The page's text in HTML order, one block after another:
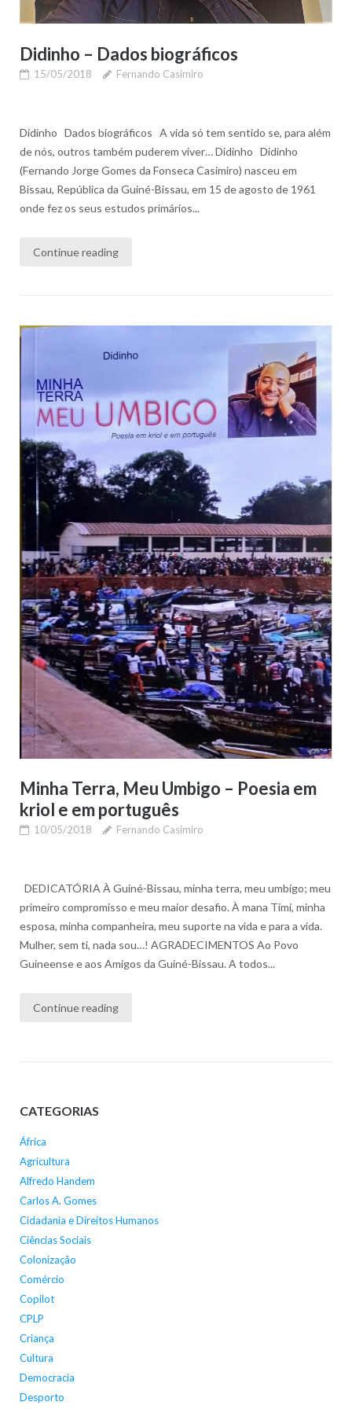
Didinho – Dados biográficos
15/05/2018 Fernando Casimiro
Didinho Dados biográficos A vida só tem sentido se, para além
de nós, outros também puderem viver… Didinho Didinho
(Fernando Jorge Gomes da Fonseca Casimiro) nasceu em
Bissau, República da Guiné-Bissau, em 15 de agosto de 1961
onde fez os seus estudos primários...
Continue reading
Minha Terra, Meu Umbigo – Poesia em
kriol e em português
10/05/2018 Fernando Casimiro
DEDICATÓRIA À Guiné-Bissau, minha terra, meu umbigo; meu
primeiro compromisso e meu maior desafio. À mana Timi, minha
esposa, minha companheira, meu suporte na vida e para a vida.
Mulher, sem ti, nada sou…! AGRADECIMENTOS Ao Povo
Guineense e aos Amigos da Guiné-Bissau. A todos...
Continue reading
CATEGORIAS
África
Agricultura
Alfredo Handem
Carlos A. Gomes
Cidadania e Direitos Humanos
Ciências Sociais
Colonização
Comércio
Copilot
CPLP
Criança
Cultura
Democracia
Desporto